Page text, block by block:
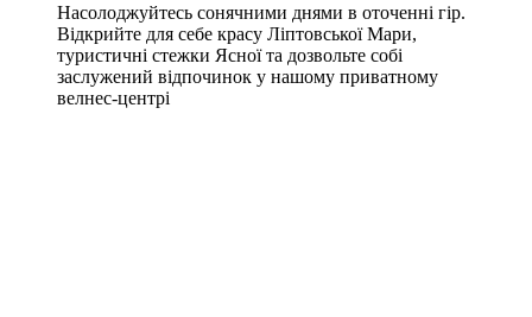
Насолоджуйтесь сонячними днями в оточенні гір.
Відкрийте для себе красу Ліптовської Мари,
туристичні стежки Ясної та дозвольте собі
заслужений відпочинок у нашому приватному
велнес-центрі